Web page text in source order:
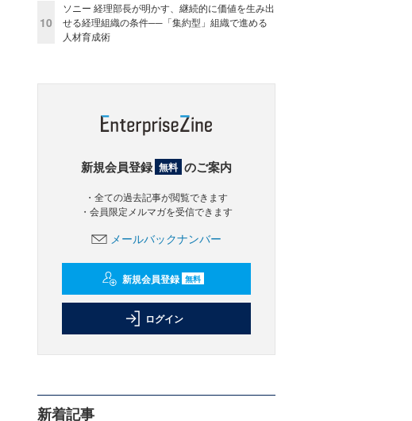
10
ソニー 経理部長が明かす、継続的に価値を生み出
せる経理組織の条件──「集約型」組織で進める
人材育成術
新規会員登録 無料 のご案内
・全ての過去記事が閲覧できます
・会員限定メルマガを受信できます
メールバックナンバー
新規会員登録 無料
ログイン
新着記事